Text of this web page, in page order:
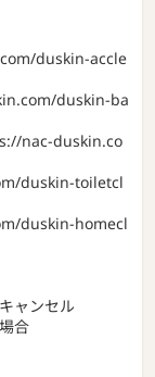
duskin-accle
duskin-ba
nac-duskin.co
duskin-toiletcl
duskin-homecl
ャンセル
合